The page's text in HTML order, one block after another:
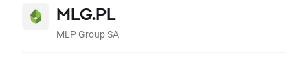
MLG.PL
MLP Group SA